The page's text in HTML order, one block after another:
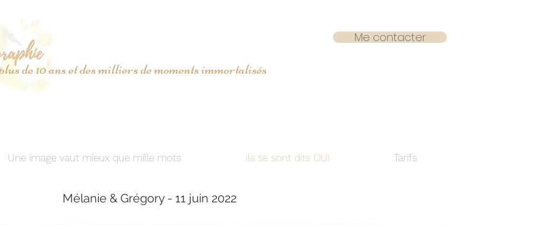
de 10 ans et des milliers de moments immortalisés
Me contacter
Une image vaut mieux que mille mots Ils se sont dits OUI Tarifs
Mélanie & Grégory - 11 juin 2022